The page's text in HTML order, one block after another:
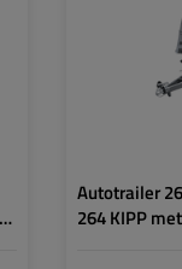
Autotrailer
264 KIPP
Lengte van de